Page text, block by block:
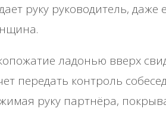
руку руководитель,
ладонью вверх
передать контроль
руку партнёра,